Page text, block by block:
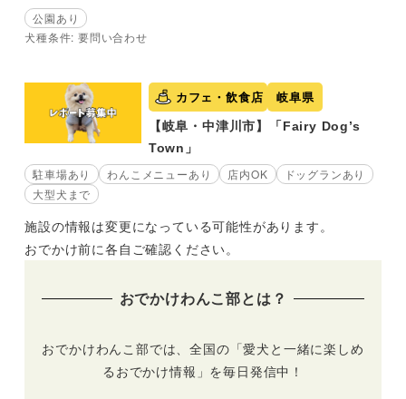
公園あり
犬種条件: 要問い合わせ
カフェ・飲食店 岐阜県
【岐阜・中津川市】「Fairy Dog’s
Town」
駐車場あり わんこメニューあり 店内OK
ドッグランあり
大型犬まで
施設の情報は変更になっている可能性があります。
おでかけ前に各自ご確認ください。
おでかけわんこ部とは？
おでかけわんこ部では、全国の「愛犬と一緒に楽しめ
るおでかけ情報」を毎日発信中！